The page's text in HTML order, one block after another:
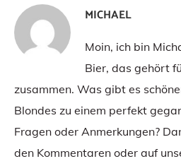
MICHAEL
Moin, ich bin
Bier, das gehört
zusammen. Was gibt es
Blondes zu einem perfekt
Fragen oder Anmerkungen?
den Kommentaren oder auf